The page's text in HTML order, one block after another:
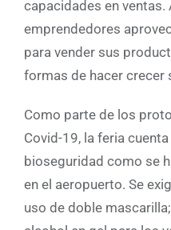
capacidades en ventas.
emprendedores
para vender sus
formas de hacer crecer
Como parte de los
Covid-19, la feria
bioseguridad como se
en el aeropuerto. Se
uso de doble